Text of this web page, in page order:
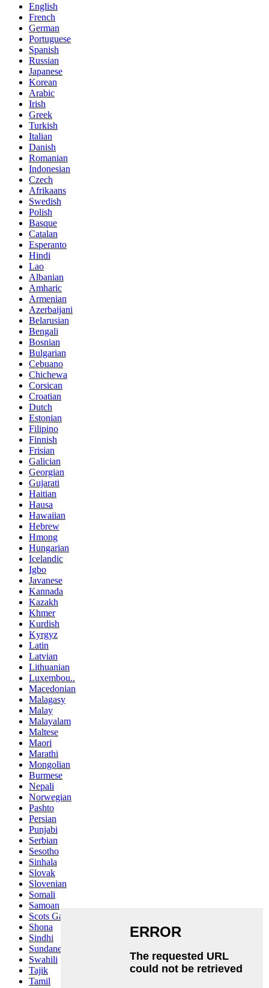
English
French
German
Portuguese
Spanish
Russian
Japanese
Korean
Arabic
Irish
Greek
Turkish
Italian
Danish
Romanian
Indonesian
Czech
Afrikaans
Swedish
Polish
Basque
Catalan
Esperanto
Hindi
Lao
Albanian
Amharic
Armenian
Azerbaijani
Belarusian
Bengali
Bosnian
Bulgarian
Cebuano
Chichewa
Corsican
Croatian
Dutch
Estonian
Filipino
Finnish
Frisian
Galician
Georgian
Gujarati
Haitian
Hausa
Hawaiian
Hebrew
Hmong
Hungarian
Icelandic
Igbo
Javanese
Kannada
Kazakh
Khmer
Kurdish
Kyrgyz
Latin
Latvian
Lithuanian
Luxembou..
Macedonian
Malagasy
Malay
Malayalam
Maltese
Maori
Marathi
Mongolian
Burmese
Nepali
Norwegian
Pashto
Persian
Punjabi
Serbian
Sesotho
Sinhala
Slovak
Slovenian
Somali
Samoan
Scots Gaelic
Shona
Sindhi
Sundanese
Swahili
Tajik
Tamil